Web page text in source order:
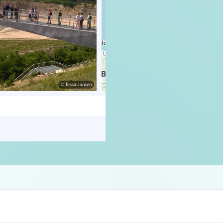
© Tessa Jansen